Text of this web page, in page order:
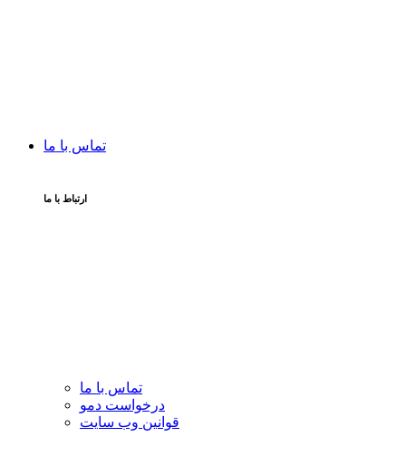
تماس با ما
ارتباط با ما
تماس با ما
درخواست دمو
قوانین وب سایت